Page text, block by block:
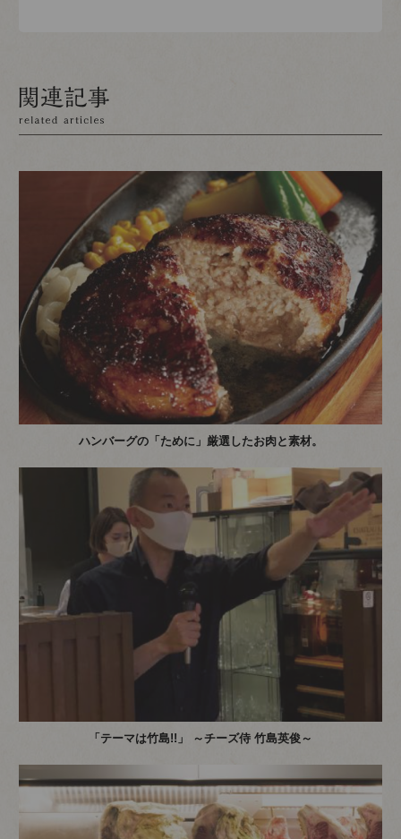
ハンバーグの「ために」厳選したお肉と素材。
「テーマは竹島!!」 ～チーズ侍 竹島英俊～